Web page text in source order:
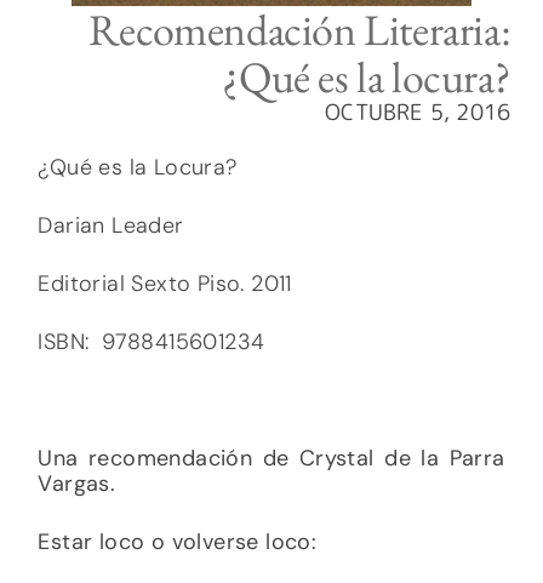
Recomendación Literaria:
¿Qué es la locura?
OCTUBRE 5, 2016
¿Qué es la Locura?
Darian Leader
Editorial Sexto Piso. 2011
ISBN: 9788415601234
Una recomendación de Crystal de la Parra
Vargas.
Estar loco o volverse loco: